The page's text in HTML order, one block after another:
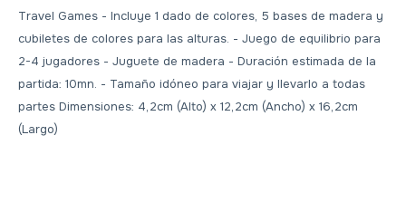
Travel Games - Incluye 1 dado de colores, 5 bases de madera y
cubiletes de colores para las alturas. - Juego de equilibrio para
2-4 jugadores - Juguete de madera - Duración estimada de la
partida: 10mn. - Tamaño idóneo para viajar y llevarlo a todas
partes Dimensiones: 4,2cm (Alto) x 12,2cm (Ancho) x 16,2cm
(Largo)